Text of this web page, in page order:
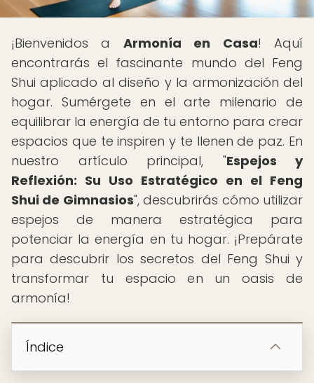
¡Bienvenidos a Armonía en Casa! Aquí
encontrarás el fascinante mundo del Feng
Shui aplicado al diseño y la armonización del
hogar. Sumérgete en el arte milenario de
equilibrar la energía de tu entorno para crear
espacios que te inspiren y te llenen de paz. En
nuestro artículo principal, "Espejos y
Reflexión: Su Uso Estratégico en el Feng
Shui de Gimnasios", descubrirás cómo utilizar
espejos de manera estratégica para
potenciar la energía en tu hogar. ¡Prepárate
para descubrir los secretos del Feng Shui y
transformar tu espacio en un oasis de
armonía!
Índice